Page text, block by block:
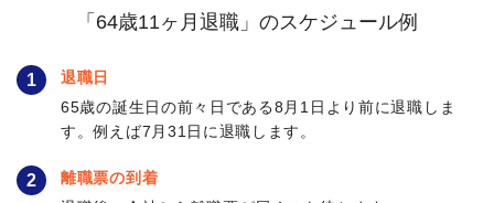
「64歳11ヶ月退職」のスケジュール例
1
退職日
65歳の誕生日の前々日である8月1日より前に退職しま
す。例えば7月31日に退職します。
2
離職票の到着